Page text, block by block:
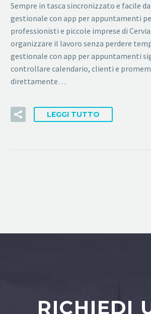
Sempre in tasca sincronizzato e facile da
gestionale con app per appuntamenti
professionisti e piccole imprese di
organizzare il lavoro senza perdere
gestionale con app per appuntamenti
controllare calendario, clienti e
direttamente…
LEGGI TUTTO
RICHIEDI